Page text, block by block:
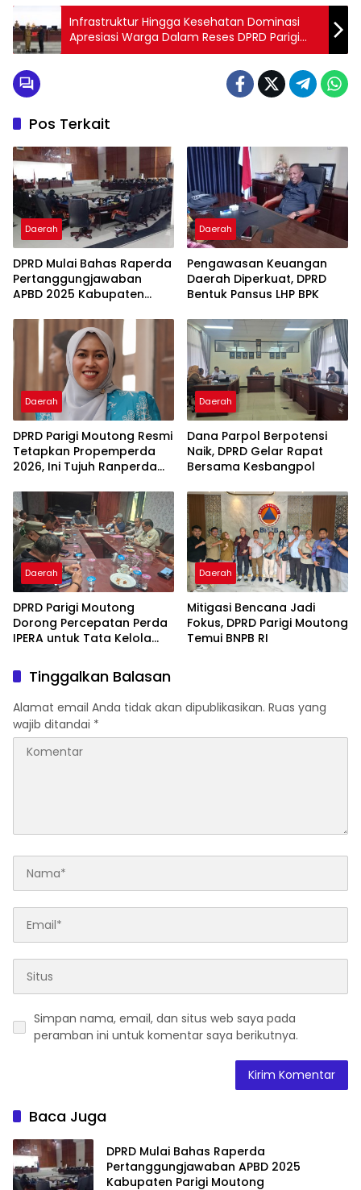
Infrastruktur Hingga Kesehatan Dominasi
Apresiasi Warga Dalam Reses DPRD Parigi
Moutong
Pos Terkait
Daerah
DPRD Mulai Bahas Raperda
Pertanggungjawaban
APBD 2025 Kabupaten
Daerah
Pengawasan Keuangan
Daerah Diperkuat, DPRD
Bentuk Pansus LHP BPK
Daerah
DPRD Parigi Moutong Resmi
Tetapkan Propemperda
2026, Ini Tujuh Ranperda
Daerah
Dana Parpol Berpotensi
Naik, DPRD Gelar Rapat
Bersama Kesbangpol
Daerah
DPRD Parigi Moutong
Dorong Percepatan Perda
IPERA untuk Tata Kelola
Daerah
Mitigasi Bencana Jadi
Fokus, DPRD Parigi Moutong
Temui BNPB RI
Tinggalkan Balasan
Alamat email Anda tidak akan dipublikasikan. Ruas yang
wajib ditandai *
Simpan nama, email, dan situs web saya pada
peramban ini untuk komentar saya berikutnya.
Baca Juga
DPRD Mulai Bahas Raperda
Pertanggungjawaban APBD 2025
Kabupaten Parigi Moutong